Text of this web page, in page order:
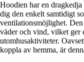
Hoodien har en
dig den enkelt samtidigt
ventilationsmöjlighet.
väder och vind, vilket ger
utomhusaktiviteter.
koppla av hemma, är